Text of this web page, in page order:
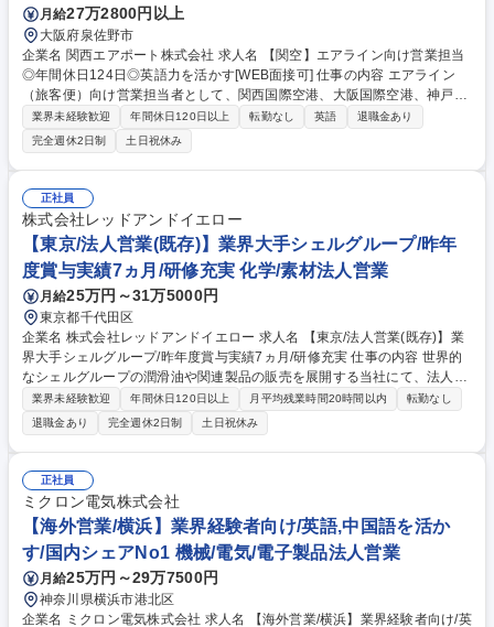
月給27万2800円以上
大阪府泉佐野市
企業名 関西エアポート株式会社 求人名 【関空】エアライン向け営業担当
◎年間休日124日◎英語力を活かす[WEB面接可] 仕事の内容 エアライン
（旅客便）向け営業担当者として、関西国際空港、大阪国際空港、神戸空
港の関西三空港の路線拡大に資する営業活動を実施し、航空系収入の確保
に努めると共に、就航に必要な諸調整を社内外と実施する。 1. 航空路線
の拡大、増便及び機材の大型化に向けた航空会社（路線計画担当者）への
提案、交渉 2. 航空会社への情報収集を目的とした定期的、かつ継続的な
アプローチ 3. 新規路線開拓に必要な業界動向の情報収集及びマーケット
分析 4. 三空港の航空需要予測に必要な情報収集 5. 路線誘致につながるサ
ポートプランの企画、立案 6. 就航に必要となる社内外関係各所との調整
業務、等 募集職種 【関空】エアライン向け営業担当◎年間休日124日◎英
語力を活かす[WEB面接可]
業界未経験歓迎 年間休日120日以上 転勤なし 英語
退職金あり
完全週休2日制
土日祝休み
正社員
株式会社レッドアンドイエロー
【東京/法人営業(既存)】業界大手シェルグループ/昨年
度賞与実績7ヵ月/研修充実 化学/素材法人営業
月給25万円～31万5000円
東京都千代田区
企業名 株式会社レッドアンドイエロー 求人名 【東京/法人営業(既存)】業
界大手シェルグループ/昨年度賞与実績7ヵ月/研修充実 仕事の内容 世界的
なシェルグループの潤滑油や関連製品の販売を展開する当社にて、法人向
けの提案営業をご担当。カー用品、自動車関連、食品製造など多岐にわた
る業界の顧客に対し、ニーズに応じた最適な製品を提案します。 【業務内
容】■既存顧客（メーカー・商社・工場等）へのルート営業 ■潤滑油・自
動車ケミカル品の提案・販売 ■顧客ニーズのヒアリングと製品選定 ■海外
メーカーや物流部門との納期・在庫管理連携 ■新規市場への戦略立案 【仕
事の魅力】世界シェアを誇るシェルブランドの製品力があり、自信を持っ
て提案可能です。顧客の製造効率向上やコスト削減に直結する介在価値を
感じられます。 募集職種 【東京/法人営業(既存)】業界大手シェルグルー
プ/昨年度賞与実績7ヵ月/研修充実
業界未経験歓迎 年間休日120日以上 月平均残業時間20時間以内
転勤なし
退職金あり
完全週休2日制 土日祝休み
正社員
ミクロン電気株式会社
【海外営業/横浜】業界経験者向け/英語,中国語を活か
す/国内シェアNo1 機械/電気/電子製品法人営業
月給25万円～29万7500円
神奈川県横浜市港北区
企業名 ミクロン電気株式会社 求人名 【海外営業/横浜】業界経験者向け/英